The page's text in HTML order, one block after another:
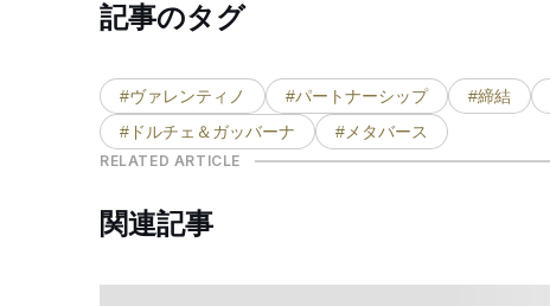
記事のタグ
#ヴァレンティノ #パートナーシップ #締結
#ドルチェ＆ガッバーナ
#メタバース
RELATED ARTICLE
関連記事